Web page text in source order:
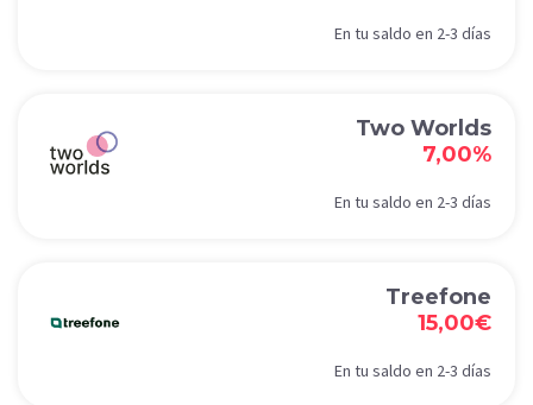
En tu saldo en 2-3 días
Two Worlds
7,00%
En tu saldo en 2-3 días
Treefone
15,00€
En tu saldo en 2-3 días